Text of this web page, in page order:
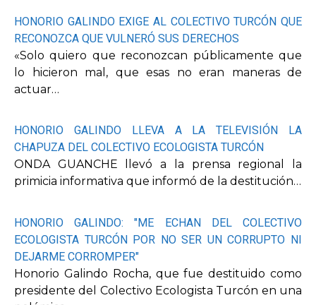
HONORIO GALINDO EXIGE AL COLECTIVO TURCÓN QUE
RECONOZCA QUE VULNERÓ SUS DERECHOS
«Solo quiero que reconozcan públicamente que
lo hicieron mal, que esas no eran maneras de
actuar…
HONORIO GALINDO LLEVA A LA TELEVISIÓN LA
CHAPUZA DEL COLECTIVO ECOLOGISTA TURCÓN
ONDA GUANCHE llevó a la prensa regional la
primicia informativa que informó de la destitución…
HONORIO GALINDO: "ME ECHAN DEL COLECTIVO
ECOLOGISTA TURCÓN POR NO SER UN CORRUPTO NI
DEJARME CORROMPER"
Honorio Galindo Rocha, que fue destituido como
presidente del Colectivo Ecologista Turcón en una